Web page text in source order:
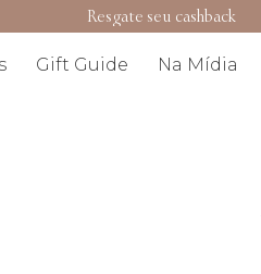
Resgate seu cashback
Gift Guide Na Mídia Joy